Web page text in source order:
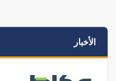
الأخبار